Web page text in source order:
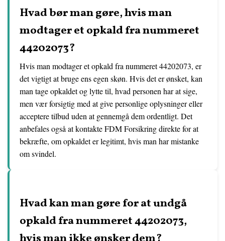
Hvad bør man gøre, hvis man
modtager et opkald fra nummeret
44202073?
Hvis man modtager et opkald fra nummeret 44202073, er
det vigtigt at bruge ens egen skøn. Hvis det er ønsket, kan
man tage opkaldet og lytte til, hvad personen har at sige,
men vær forsigtig med at give personlige oplysninger eller
acceptere tilbud uden at gennemgå dem ordentligt. Det
anbefales også at kontakte FDM Forsikring direkte for at
bekræfte, om opkaldet er legitimt, hvis man har mistanke
om svindel.
Hvad kan man gøre for at undgå
opkald fra nummeret 44202073,